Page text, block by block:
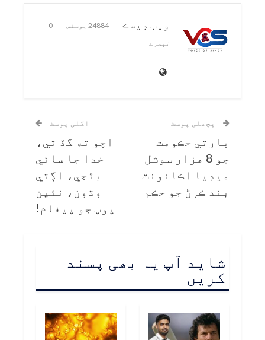
ويب ڊيسڪ 24884 پوسٹس
0
تبصرے
پچھلی پوسٹ
ڀارتي حڪومت
جو 8 هزار سوشل
ميڊيا اڪائونٽ
بند ڪرڻ جو حڪم
اگلی پوسٹ
اچو ته گڏ ٿي،
خدا جا ساٿي
بڻجي، اڳتي
وڌون، نئين
پوپ جو پيغام!
شاید آپ یہ بھی پسند
کریں